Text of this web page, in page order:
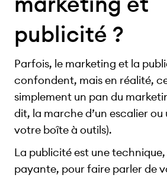
publicité ?
Parfois, le marketing et la
confondent, mais en réalité,
simplement un pan du
dit, la marche d’un escalier ou
votre boîte à outils).
La publicité est une
payante, pour faire parler de